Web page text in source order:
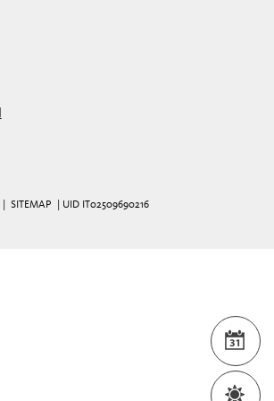
SITEMAP | UID IT02509690216